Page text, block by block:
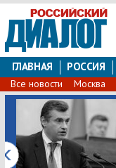
ГЛАВНАЯ РОССИЯ
Все новости Москва